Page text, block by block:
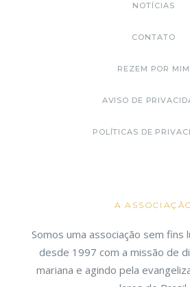
NOTÍCIAS
CONTATO
REZEM POR MIM
AVISO DE
POLÍTICAS DE
A
Somos uma associação sem fins
desde 1997 com a missão de
mariana e agindo pela